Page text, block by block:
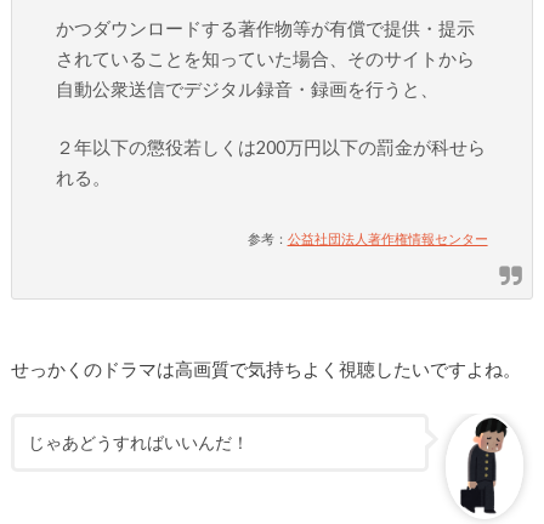
かつダウンロードする著作物等が有償で提供・提示
されていることを知っていた場合、そのサイトから
自動公衆送信でデジタル録音・録画を行うと、
２年以下の懲役若しくは200万円以下の罰金が科せら
れる。
参考： 公益社団法人著作権情報センター
せっかくのドラマは高画質で気持ちよく視聴したいですよね。
じゃあどうすればいいんだ！